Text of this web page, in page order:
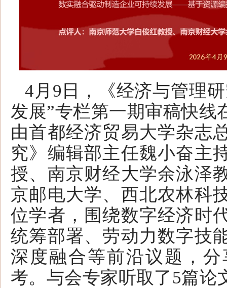
4月9日，《经济与管理
发展”专栏第一期审稿快线
由首都经济贸易大学杂志
究》编辑部主任魏小奋主
授、南京财经大学余泳泽
京邮电大学、西北农林科
位学者，围绕数字经济时
统筹部署、劳动力数字技
深度融合等前沿议题，
考。与会专家听取了5篇论